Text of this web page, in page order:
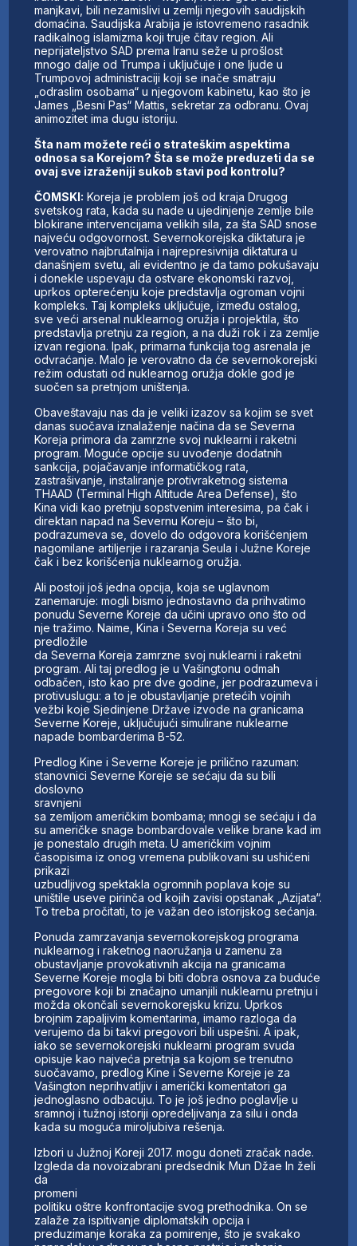
manjkavi, bili nezamislivi u zemlji njegovih saudijskih
domaćina. Saudijska Arabija je istovremeno rasadnik
radikalnog islamizma koji truje čitav region. Ali
neprijateljstvo SAD prema Iranu seže u prošlost
mnogo dalje od Trumpa i uključuje i one ljude u
Trumpovoj administraciji koji se inače smatraju
„odraslim osobama“ u njegovom kabinetu, kao što je
James „Besni Pas“ Mattis, sekretar za odbranu. Ovaj
animozitet ima dugu istoriju.
Šta nam možete reći o strateškim aspektima
odnosa sa Korejom? Šta se može preduzeti da se
ovaj sve izraženiji sukob stavi pod kontrolu?
ČOMSKI: Koreja je problem još od kraja Drugog
svetskog rata, kada su nade u ujedinjenje zemlje bile
blokirane intervencijama velikih sila, za šta SAD snose
najveću odgovornost. Severnokorejska diktatura je
verovatno najbrutalnija i najrepresivnija diktatura u
današnjem svetu, ali evidentno je da tamo pokušavaju
i donekle uspevaju da ostvare ekonomski razvoj,
uprkos opterećenju koje predstavlja ogroman vojni
kompleks. Taj kompleks uključuje, između ostalog,
sve veći arsenal nuklearnog oružja i projektila, što
predstavlja pretnju za region, a na duži rok i za zemlje
izvan regiona. Ipak, primarna funkcija tog asrenala je
odvraćanje. Malo je verovatno da će severnokorejski
režim odustati od nuklearnog oružja dokle god je
suočen sa pretnjom uništenja.
Obaveštavaju nas da je veliki izazov sa kojim se svet
danas suočava iznalaženje načina da se Severna
Koreja primora da zamrzne svoj nuklearni i raketni
program. Moguće opcije su uvođenje dodatnih
sankcija, pojačavanje informatičkog rata,
zastrašivanje, instaliranje protivraketnog sistema
THAAD (Terminal High Altitude Area Defense), što
Kina vidi kao pretnju sopstvenim interesima, pa čak i
direktan napad na Severnu Koreju – što bi,
podrazumeva se, dovelo do odgovora korišćenjem
nagomilane artiljerije i razaranja Seula i Južne Koreje
čak i bez korišćenja nuklearnog oružja.
Ali postoji još jedna opcija, koja se uglavnom
zanemaruje: mogli bismo jednostavno da prihvatimo
ponudu Severne Koreje da učini upravo ono što od
nje tražimo. Naime, Kina i Severna Koreja su već
predložile
da Severna Koreja zamrzne svoj nuklearni i raketni
program. Ali taj predlog je u Vašingtonu odmah
odbačen, isto kao pre dve godine, jer podrazumeva i
protivuslugu: a to je obustavljanje pretećih vojnih
vežbi koje Sjedinjene Države izvode na granicama
Severne Koreje, uključujući simulirane nuklearne
napade bombarderima B-52.
Predlog Kine i Severne Koreje je prilično razuman:
stanovnici Severne Koreje se sećaju da su bili
doslovno
sravnjeni
sa zemljom američkim bombama; mnogi se sećaju i da
su američke snage bombardovale velike brane kad im
je ponestalo drugih meta. U američkim vojnim
časopisima iz onog vremena publikovani su ushićeni
prikazi
uzbudljivog spektakla ogromnih poplava koje su
uništile useve pirinča od kojih zavisi opstanak „Azijata“.
To treba pročitati, to je važan deo istorijskog sećanja.
Ponuda zamrzavanja severnokorejskog programa
nuklearnog i raketnog naoružanja u zamenu za
obustavljanje provokativnih akcija na granicama
Severne Koreje mogla bi biti dobra osnova za buduće
pregovore koji bi značajno umanjili nuklearnu pretnju i
možda okončali severnokorejsku krizu. Uprkos
brojnim zapaljivim komentarima, imamo razloga da
verujemo da bi takvi pregovori bili uspešni. A ipak,
iako se severnokorejski nuklearni program svuda
opisuje kao najveća pretnja sa kojom se trenutno
suočavamo, predlog Kine i Severne Koreje je za
Vašington neprihvatljiv i američki komentatori ga
jednoglasno odbacuju. To je još jedno poglavlje u
sramnoj i tužnoj istoriji opredeljivanja za silu i onda
kada su moguća miroljubiva rešenja.
Izbori u Južnoj Koreji 2017. mogu doneti zračak nade.
Izgleda da novoizabrani predsednik Mun Džae In želi
da
promeni
politiku oštre konfrontacije svog prethodnika. On se
zalaže za ispitivanje diplomatskih opcija i
preduzimanje koraka za pomirenje, što je svakako